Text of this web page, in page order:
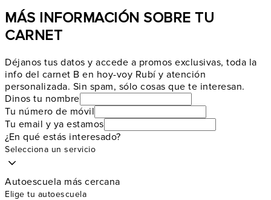
MÁS INFORMACIÓN SOBRE TU
CARNET
Déjanos tus datos y accede a promos exclusivas, toda la
info del carnet B en hoy-voy Rubí y atención
personalizada. Sin spam, sólo cosas que te interesan.
Dinos tu nombre
Tu número de móvil
Tu email y ya estamos
¿En qué estás interesado?
Selecciona un servicio
Autoescuela más cercana
Elige tu autoescuela